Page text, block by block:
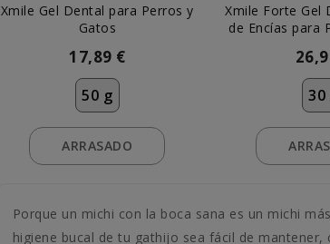
Xmile Gel Dental para Perros y
Gatos
17,89 €
50 g
ARRASADO
Xmile Forte Gel
de Encías para
30
Porque un michi con la boca sana es un michi
higiene bucal de tu gathijo sea fácil de mantener,